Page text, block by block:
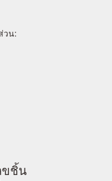
วน:
ขชิ้น